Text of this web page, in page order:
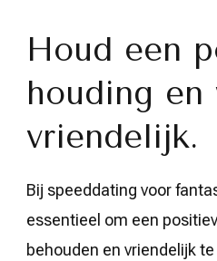
Houd een
houding en
vriendelijk.
Bij speeddating voor
essentieel om een
behouden en vriendelijk